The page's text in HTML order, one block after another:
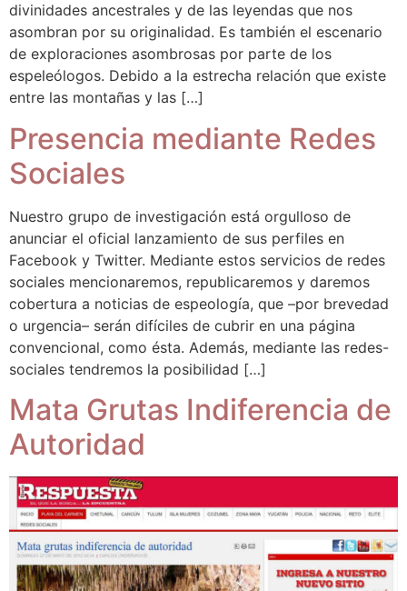
divinidades ancestrales y de las leyendas que nos
asombran por su originalidad. Es también el escenario
de exploraciones asombrosas por parte de los
espeleólogos. Debido a la estrecha relación que existe
entre las montañas y las […]
Presencia mediante Redes
Sociales
Nuestro grupo de investigación está orgulloso de
anunciar el oficial lanzamiento de sus perfiles en
Facebook y Twitter. Mediante estos servicios de redes
sociales mencionaremos, republicaremos y daremos
cobertura a noticias de espeología, que –por brevedad
o urgencia– serán difíciles de cubrir en una página
convencional, como ésta. Además, mediante las redes-
sociales tendremos la posibilidad […]
Mata Grutas Indiferencia de
Autoridad